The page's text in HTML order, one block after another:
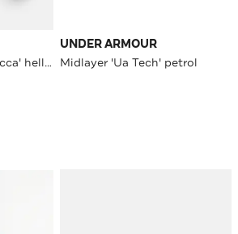
Fleecejacke 'Puez Rocca' hellbraun
UNDER ARMOUR
Midlayer 'Ua Tech' petrol